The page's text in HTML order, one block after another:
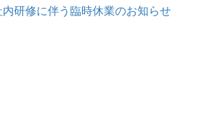
内研修に伴う臨時休業のお知らせ